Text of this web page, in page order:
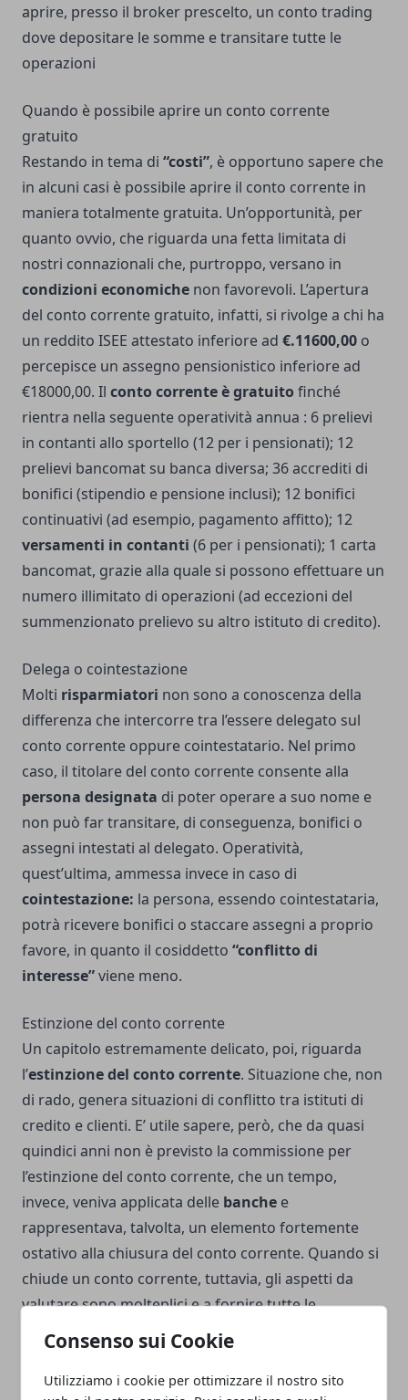
Consenso sui Cookie
Utilizziamo i cookie per ottimizzare il nostro sito
aprire, presso il broker prescelto, un conto trading
dove depositare le somme e transitare tutte le
operazioni
Quando è possibile aprire un conto corrente
gratuito
Restando in tema di “costi”, è opportuno sapere che
in alcuni casi è possibile aprire il conto corrente in
maniera totalmente gratuita. Un’opportunità, per
quanto ovvio, che riguarda una fetta limitata di
nostri connazionali che, purtroppo, versano in
condizioni economiche non favorevoli. L’apertura
del conto corrente gratuito, infatti, si rivolge a chi ha
un reddito ISEE attestato inferiore ad €.11600,00 o
percepisce un assegno pensionistico inferiore ad
€18000,00. Il conto corrente è gratuito finché
rientra nella seguente operatività annua : 6 prelievi
in contanti allo sportello (12 per i pensionati); 12
prelievi bancomat su banca diversa; 36 accrediti di
bonifici (stipendio e pensione inclusi); 12 bonifici
continuativi (ad esempio, pagamento affitto); 12
versamenti in contanti (6 per i pensionati); 1 carta
bancomat, grazie alla quale si possono effettuare un
numero illimitato di operazioni (ad eccezioni del
summenzionato prelievo su altro istituto di credito).
Delega o cointestazione
Molti risparmiatori non sono a conoscenza della
differenza che intercorre tra l’essere delegato sul
conto corrente oppure cointestatario. Nel primo
caso, il titolare del conto corrente consente alla
persona designata di poter operare a suo nome e
non può far transitare, di conseguenza, bonifici o
assegni intestati al delegato. Operatività,
quest’ultima, ammessa invece in caso di
cointestazione: la persona, essendo cointestataria,
potrà ricevere bonifici o staccare assegni a proprio
favore, in quanto il cosiddetto “conflitto di
interesse”viene meno.
Estinzione del conto corrente
Un capitolo estremamente delicato, poi, riguarda
l’estinzione del conto corrente. Situazione che, non
di rado, genera situazioni di conflitto tra istituti di
credito e clienti. E’ utile sapere, però, che da quasi
quindici anni non è previsto la commissione per
l’estinzione del conto corrente, che un tempo,
invece, veniva applicata delle banche e
rappresentava, talvolta, un elemento fortemente
ostativo alla chiusura del conto corrente. Quando si
chiude un conto corrente, tuttavia, gli aspetti da
valutare sono molteplici e a fornire tutte le
informazioni dettagliate ci pensa
in materia. Quando si chiude un conto corrente,